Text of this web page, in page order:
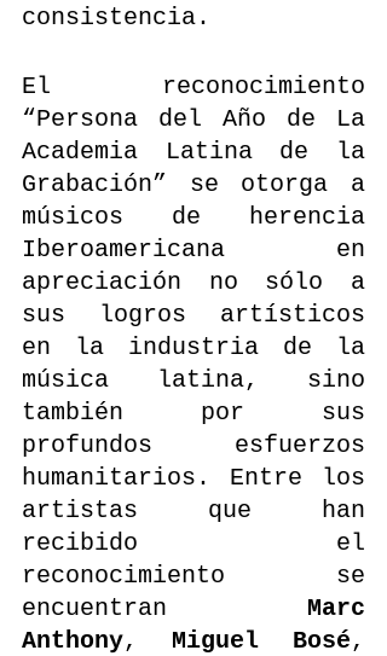
consistencia.
El reconocimiento
“Persona del Año de La
Academia Latina de la
Grabación” se otorga a
músicos de herencia
Iberoamericana en
apreciación no sólo a
sus logros artísticos
en la industria de la
música latina, sino
también por sus
profundos esfuerzos
humanitarios. Entre los
artistas que han
recibido el
reconocimiento se
encuentran Marc
Anthony, Miguel Bosé